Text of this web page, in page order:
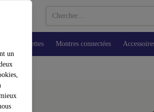
un
Tablettes Montres connectées